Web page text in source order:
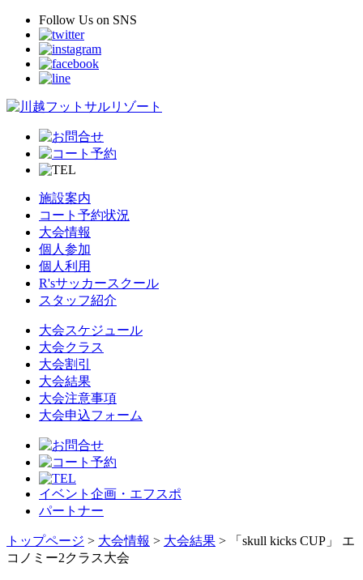
Follow Us on SNS
施設案内
コート予約状況
大会情報
個人参加
個人利用
R'sサッカースクール
スタッフ紹介
大会スケジュール
大会クラス
大会割引
大会結果
大会注意事項
大会申込フォーム
イベント企画・エフスポ
パートナー
トップページ > 大会情報 > 大会結果 > 「skull kicks CUP」 エ
コノミー2クラス大会